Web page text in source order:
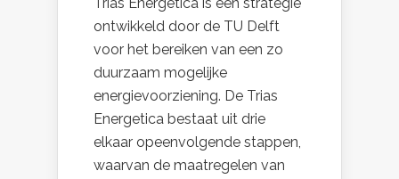
ontwikkeld door de TU Delft
voor het bereiken van een zo
duurzaam mogelijke
energievoorziening. De Trias
Energetica bestaat uit drie
elkaar opeenvolgende stappen,
waarvan de maatregelen van